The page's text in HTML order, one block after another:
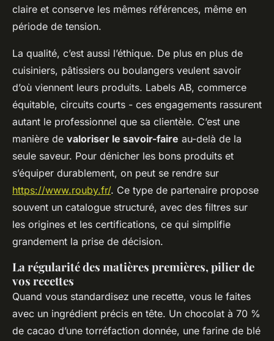
claire et conserve les mêmes références, même en
période de tension.
La qualité, c’est aussi l’éthique. De plus en plus de
cuisiniers, pâtissiers ou boulangers veulent savoir
d’où viennent leurs produits. Labels AB, commerce
équitable, circuits courts - ces engagements rassurent
autant le professionnel que sa clientèle. C’est une
manière de valoriser le savoir-faire au-delà de la
seule saveur. Pour dénicher les bons produits et
s’équiper durablement, on peut se rendre sur
https://www.rouby.fr/. Ce type de partenaire propose
souvent un catalogue structuré, avec des filtres sur
les origines et les certifications, ce qui simplifie
grandement la prise de décision.
La régularité des matières premières, pilier de
vos recettes
Quand vous standardisez une recette, vous le faites
avec un ingrédient précis en tête. Un chocolat à 70 %
de cacao d’une torréfaction donnée, une farine de blé